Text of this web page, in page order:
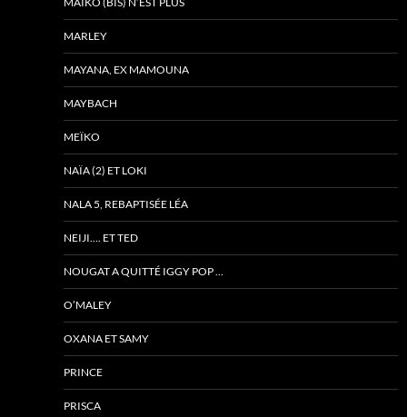
MARLEY
MAYANA, EX MAMOUNA
MAYBACH
MEÏKO
NAÏA (2) ET LOKI
NALA 5, REBAPTISÉE LÉA
NEIJI…. ET TED
NOUGAT A QUITTÉ IGGY POP …
O’MALEY
OXANA ET SAMY
PRINCE
PRISCA